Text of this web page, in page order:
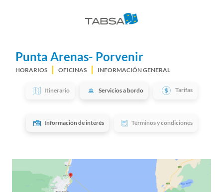
Punta Arenas- Porvenir
HORARIOS OFICINAS INFORMACIÓN GENERAL
Itinerario Servicios a bordo Tarifas
Información de interés Términos y condiciones